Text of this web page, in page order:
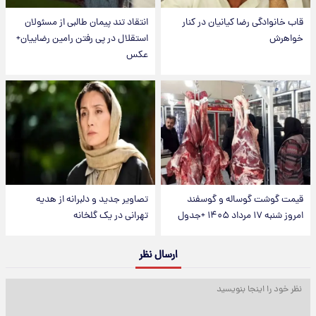
قاب خانوادگی رضا کیانیان در کنار
خواهرش
انتقاد تند پیمان طالبی از مسئولان
استقلال در پی رفتن رامین رضاییان+
عکس
قیمت گوشت گوساله و گوسفند
امروز شنبه ۱۷ مرداد ۱۴۰۵ +جدول
تصاویر جدید و دلبرانه از هدیه
تهرانی در یک گلخانه
ارسال نظر